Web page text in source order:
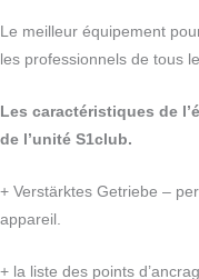
Le meilleur équipement
les professionnels de tous
Les caractéristiques de
de l’unité S1club.
+ Verstärktes Getriebe –
appareil.
+ la liste des points